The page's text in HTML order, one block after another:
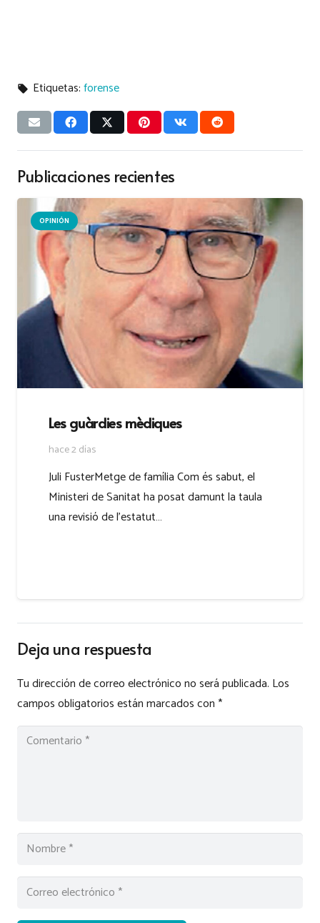
local_offer Etiquetas:forense
Publicaciones recientes
OPINIÓN
Les guàrdies mèdiques
hace 2 días
Juli FusterMetge de família Com és sabut, el
Ministeri de Sanitat ha posat damunt la taula
una revisió de l’estatut…
Deja una respuesta
Tu dirección de correo electrónico no será publicada. Los
campos obligatorios están marcados con*